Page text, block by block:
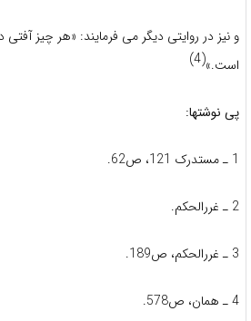
و نیز در روایتی دیگر می فرمایند: «هر چیز
است.»(4)
پی نوشتها:
1 ـ مستدرک 121، ص62.
2 ـ غررالحکم.
3 ـ غررالحکم، ص189.
4 ـ همان، ص578.